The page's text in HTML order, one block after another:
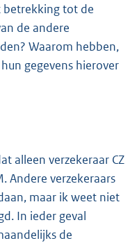
betrekking tot de
de andere
Waarom hebben,
gegevens hierover
alleen verzekeraar CZ
Andere verzekeraars
maar ik weet niet
In ieder geval
de